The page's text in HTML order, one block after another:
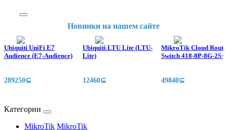
Новинки на нашем сайте
Ubiquiti UniFi E7
Audience (E7-Audience)
289250⊆
Ubiquiti LTU Lite (LTU-
Lite)
12460⊆
MikroTik Cloud
Switch 418-8P-8G-
49840⊆
Категории
MikroTik MikroTik